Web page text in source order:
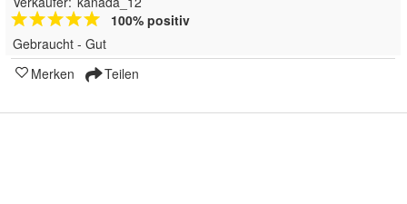
100% positiv
Gebraucht - Gut
Merken
Teilen